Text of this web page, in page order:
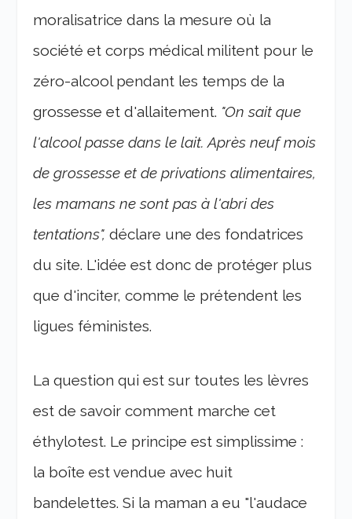
moralisatrice dans la mesure où la
société et corps médical militent pour le
zéro-alcool pendant les temps de la
grossesse et d'allaitement. "On sait que
l'alcool passe dans le lait. Après neuf mois
de grossesse et de privations alimentaires,
les mamans ne sont pas à l'abri des
tentations",déclare une des fondatrices
du site. L'idée est donc de protéger plus
que d'inciter, comme le prétendent les
ligues féministes.
La question qui est sur toutes les lèvres
est de savoir comment marche cet
éthylotest. Le principe est simplissime :
la boîte est vendue avec huit
bandelettes. Si la maman a eu "l'audace